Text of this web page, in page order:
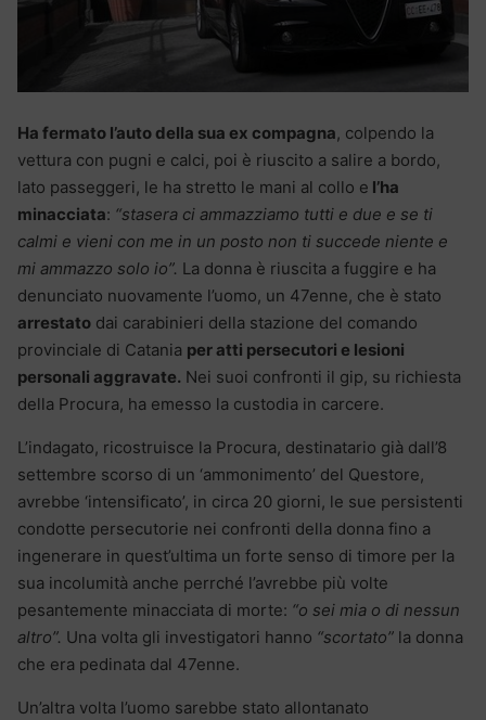
Ha fermato l’auto della sua ex compagna, colpendo la
vettura con pugni e calci, poi è riuscito a salire a bordo,
lato passeggeri, le ha stretto le mani al collo e l’ha
minacciata: “stasera ci ammazziamo tutti e due e se ti
calmi e vieni con me in un posto non ti succede niente e
mi ammazzo solo io”. La donna è riuscita a fuggire e ha
denunciato nuovamente l’uomo, un 47enne, che è stato
arrestato dai carabinieri della stazione del comando
provinciale di Catania per atti persecutori e lesioni
personali aggravate. Nei suoi confronti il gip, su richiesta
della Procura, ha emesso la custodia in carcere.
L’indagato, ricostruisce la Procura, destinatario già dall’8
settembre scorso di un ‘ammonimento’ del Questore,
avrebbe ‘intensificato’, in circa 20 giorni, le sue persistenti
condotte persecutorie nei confronti della donna fino a
ingenerare in quest’ultima un forte senso di timore per la
sua incolumità anche perrché l’avrebbe più volte
pesantemente minacciata di morte: “o sei mia o di nessun
altro”. Una volta gli investigatori hanno “scortato” la donna
che era pedinata dal 47enne.
Un’altra volta l’uomo sarebbe stato allontanato